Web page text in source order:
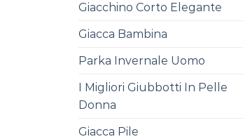
Giacchino Corto Elegante
Giacca Bambina
Parka Invernale Uomo
I Migliori Giubbotti In Pelle
Donna
Giacca Pile